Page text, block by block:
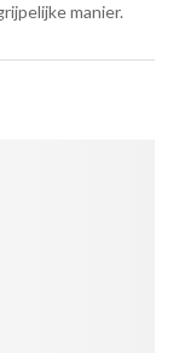
manier.